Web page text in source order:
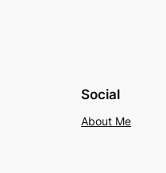
Social
About Me